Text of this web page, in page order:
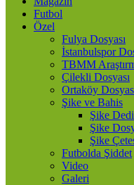
Futbol
Özel
Fulya Dosyası
İstanbulspor
TBMM
Çilekli Dosyası
Ortaköy
Şike ve Bahis
Şike
Şike
Şike
Futbolda Şiddet
Video
Galeri